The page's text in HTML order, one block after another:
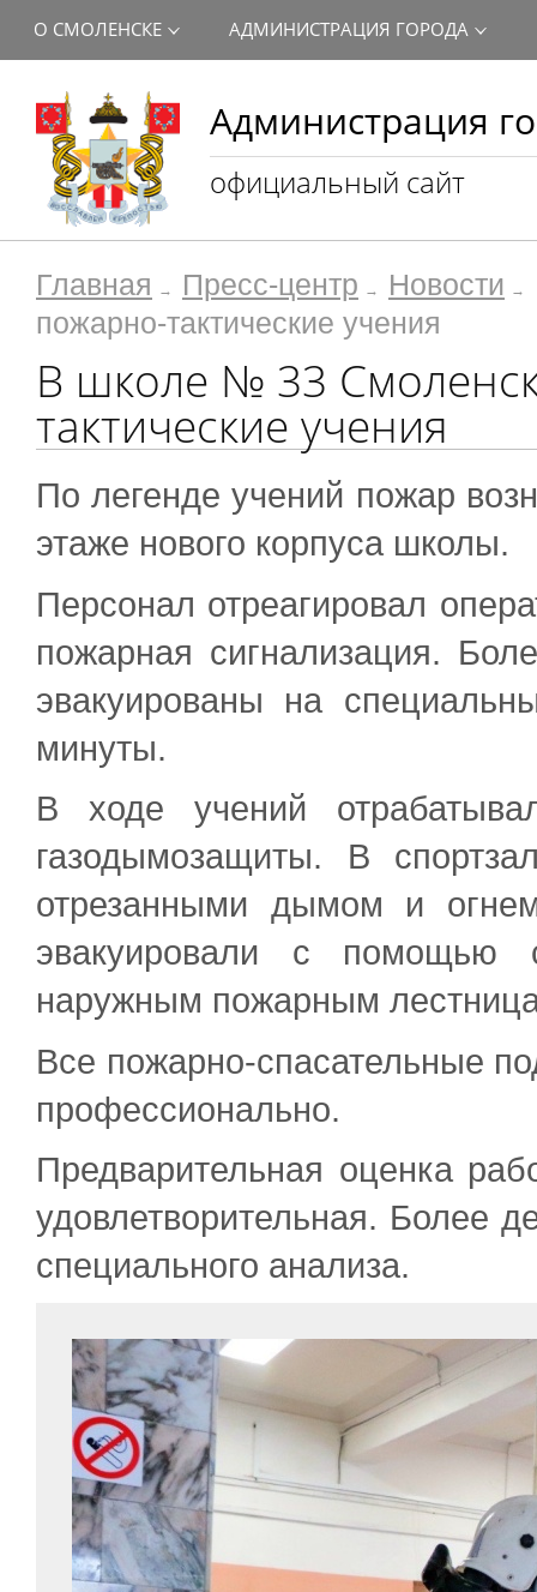
Администрация
официальный сайт
О СМОЛЕНСКЕ АДМИНИСТРАЦИЯ ГОРОДА
Главная Пресс-центр Новости
пожарно-тактические учения
В школе № 33
тактические учения
По легенде учений пожар
этаже нового корпуса школы.
Персонал отреагировал
пожарная сигнализация.
эвакуированы на
минуты.
В ходе учений
газодымозащиты. В
отрезанными дымом и
эвакуировали с помощью
наружным пожарным
Все пожарно-спасательные
профессионально.
Предварительная оценка
удовлетворительная. Более
специального анализа.